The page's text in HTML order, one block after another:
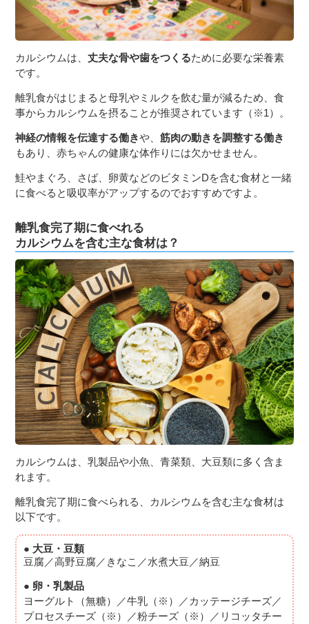
カルシウムは、丈夫な骨や歯をつくるために必要な栄養素
です。
離乳食がはじまると母乳やミルクを飲む量が減るため、食
事からカルシウムを摂ることが推奨されています（※1）。
神経の情報を伝達する働きや、筋肉の動きを調整する働き
もあり、赤ちゃんの健康な体作りには欠かせません。
鮭やまぐろ、さば、卵黄などのビタミンDを含む食材と一緒
に食べると吸収率がアップするのでおすすめですよ。
離乳食完了期に食べれる
カルシウムを含む主な食材は？
カルシウムは、乳製品や小魚、青菜類、大豆類に多く含ま
れます。
離乳食完了期に食べられる、カルシウムを含む主な食材は
以下です。
● 大豆・豆類
豆腐／高野豆腐／きなこ／水煮大豆／納豆
● 卵・乳製品
ヨーグルト（無糖）／牛乳（※）／カッテージチーズ／
プロセスチーズ（※）／粉チーズ（※）／リコッタチー